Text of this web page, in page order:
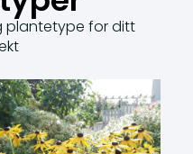
plantetype for ditt